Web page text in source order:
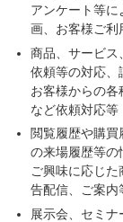
アンケート等に
画、お客様ご利
商品、サービス
依頼等の対応、
お客様からの
など依頼対応等
閲覧履歴や購買
の来場履歴等の
ご興味に応じ
告配信、ご案内
展示会、セミナ